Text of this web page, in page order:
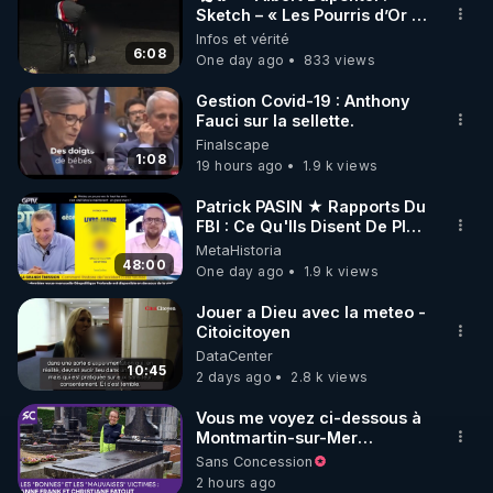
🌱 INSTAGRAM
https://www.instagram.com/rdlr_thierrycasasnovas/
http://rgnr.li/instagram
🌱 LA NEWSLETTER
Pour ne pas rater l’actualité RGNR (stages,
http://rgnr.li/news
🌱 VIDÉOS NON CENSURÉES SUR ODYSEE
Toutes les vidéos Youtube sont aussi sur la
http://rgnr.li/odysee
🌱 LES STAGES EN PRÉSENTIEL
http://rgnr.li/stages
6:08
Sketch – « Les Pourris d’Or »
🏆💰**
Infos et vérité
One day ago
833 views
1:08
Gestion Covid-19 : Anthony
Fauci sur la sellette.
Finalscape
19 hours ago
1.9 k views
48:00
Patrick PASIN ★ Rapports Du
FBI : Ce Qu'Ils Disent De Plus
Grave Sur Hitler
MetaHistoria
One day ago
1.9 k views
10:45
Jouer a Dieu avec la meteo -
Citoicitoyen
DataCenter
2 days ago
2.8 k views
Vous me voyez ci-dessous à
Montmartin-sur-Mer
(Manche), devant la tombe
de la famille Fatout. J’avais
Sans Concession
2 hours ago